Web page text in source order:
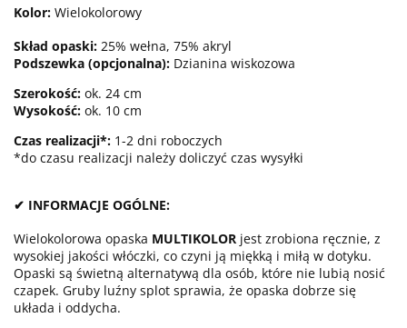
Kolor: Wielokolorowy
Skład opaski: 25% wełna, 75% akryl
Podszewka (opcjonalna): Dzianina wiskozowa
Szerokość: ok. 24 cm
Wysokość: ok. 10 cm
Czas realizacji*: 1-2 dni roboczych
*do czasu realizacji należy doliczyć czas wysyłki
✔ INFORMACJE OGÓLNE:
Wielokolorowa opaska MULTIKOLOR jest zrobiona ręcznie, z
wysokiej jakości włóczki, co czyni ją miękką i miłą w dotyku.
Opaski są świetną alternatywą dla osób, które nie lubią nosić
czapek. Gruby luźny splot sprawia, że opaska dobrze się
układa i oddycha.